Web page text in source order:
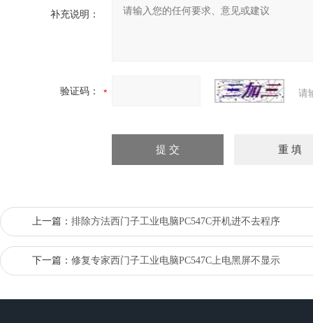
补充说明：
验证码： 请
上一篇： 排除方法西门子工业电脑PC547C开机进不去程序
下一篇： 修复专家西门子工业电脑PC547C上电黑屏不显示